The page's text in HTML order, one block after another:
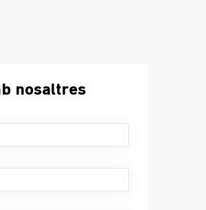
nosaltres